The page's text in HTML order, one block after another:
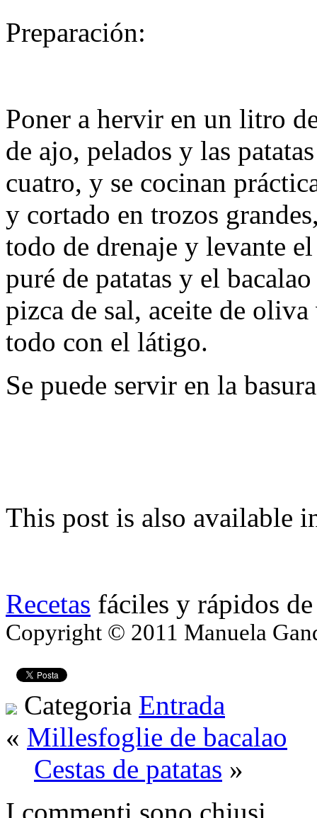
Preparación:
Poner a hervir en un litro
de ajo, pelados y las
cuatro, y se cocinan
y cortado en trozos
todo de drenaje y levante
puré de patatas y el
pizca de sal, aceite de
todo con el látigo.
Se puede servir en la
This post is also available
Recetas fáciles y rápidos
Copyright © 2011 Manuela
Categoria Entrada
« Millesfoglie de bacalao
Cestas de patatas »
I commenti sono chiusi.